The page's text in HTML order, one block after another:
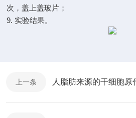
次，盖上盖玻片；
9. 实验结果。
上一条 人脂肪来源的干细胞